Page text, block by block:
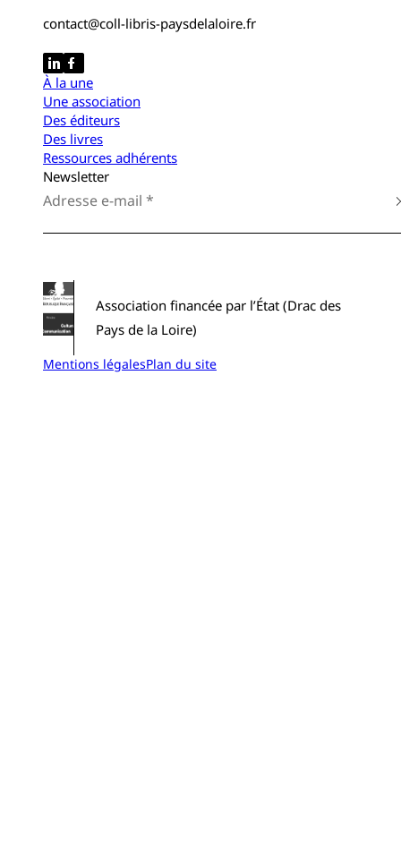
contact@coll-libris-paysdelaloire.fr
À la une
Une association
Des éditeurs
Des livres
Ressources adhérents
Newsletter
Association financée par l’État (Drac des
Pays de la Loire)
Mentions légalesPlan du site